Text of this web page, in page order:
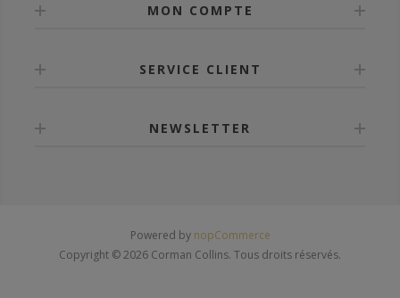
MON COMPTE
SERVICE CLIENT
NEWSLETTER
Powered by nopCommerce
Copyright © 2026 Corman Collins. Tous droits réservés.